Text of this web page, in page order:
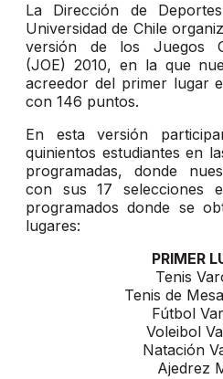
La Dirección de
Universidad de Chile
versión de los Juegos
(JOE) 2010, en la que
acreedor del primer lugar
con 146 puntos.
En esta versión
quinientos estudiantes en
programadas, donde
con sus 17 selecciones
programados donde se
lugares:
PRIMER
Tenis
Tenis de
Fútbol
Voleibol
Natación
Ajedrez